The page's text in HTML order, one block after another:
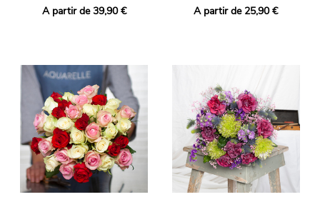
A partir de 39,90 € A partir de 25,90 €